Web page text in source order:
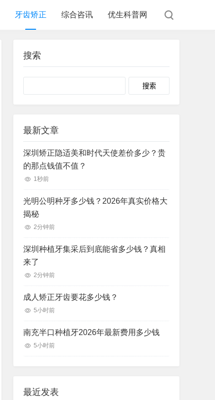
牙齿矫正 综合咨讯 优生科普网
搜索
Search
最新文章
深圳矫正隐适美和时代天使差价多少？贵
的那点钱值不值？
1秒前
光明公明种牙多少钱？2026年真实价格大
揭秘
2分钟前
深圳种植牙集采后到底能省多少钱？真相
来了
2分钟前
成人矫正牙齿要花多少钱？
5小时前
南充半口种植牙2026年最新费用多少钱
5小时前
最近发表